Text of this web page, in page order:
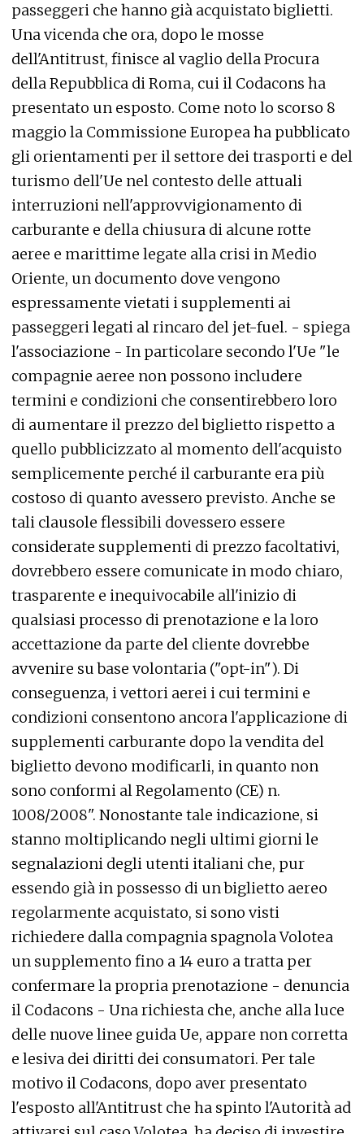
passeggeri che hanno già acquistato biglietti.
Una vicenda che ora, dopo le mosse
dell'Antitrust, finisce al vaglio della Procura
della Repubblica di Roma, cui il Codacons ha
presentato un esposto. Come noto lo scorso 8
maggio la Commissione Europea ha pubblicato
gli orientamenti per il settore dei trasporti e del
turismo dell'Ue nel contesto delle attuali
interruzioni nell'approvvigionamento di
carburante e della chiusura di alcune rotte
aeree e marittime legate alla crisi in Medio
Oriente, un documento dove vengono
espressamente vietati i supplementi ai
passeggeri legati al rincaro del jet-fuel. - spiega
l'associazione - In particolare secondo l'Ue "le
compagnie aeree non possono includere
termini e condizioni che consentirebbero loro
di aumentare il prezzo del biglietto rispetto a
quello pubblicizzato al momento dell'acquisto
semplicemente perché il carburante era più
costoso di quanto avessero previsto. Anche se
tali clausole flessibili dovessero essere
considerate supplementi di prezzo facoltativi,
dovrebbero essere comunicate in modo chiaro,
trasparente e inequivocabile all'inizio di
qualsiasi processo di prenotazione e la loro
accettazione da parte del cliente dovrebbe
avvenire su base volontaria ("opt-in"). Di
conseguenza, i vettori aerei i cui termini e
condizioni consentono ancora l'applicazione di
supplementi carburante dopo la vendita del
biglietto devono modificarli, in quanto non
sono conformi al Regolamento (CE) n.
1008/2008". Nonostante tale indicazione, si
stanno moltiplicando negli ultimi giorni le
segnalazioni degli utenti italiani che, pur
essendo già in possesso di un biglietto aereo
regolarmente acquistato, si sono visti
richiedere dalla compagnia spagnola Volotea
un supplemento fino a 14 euro a tratta per
confermare la propria prenotazione - denuncia
il Codacons - Una richiesta che, anche alla luce
delle nuove linee guida Ue, appare non corretta
e lesiva dei diritti dei consumatori. Per tale
motivo il Codacons, dopo aver presentato
l'esposto all'Antitrust che ha spinto l'Autorità ad